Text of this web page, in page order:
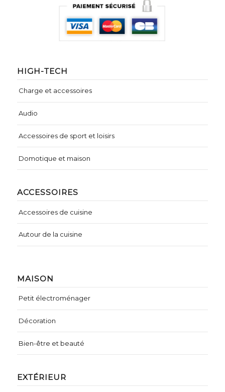
MAISON
Petit électroménager
Décoration
Bien-être et beauté
EXTÉRIEUR
HIGH-TECH
Charge et accessoires
Audio
Accessoires de sport et loisirs
Domotique et maison
ACCESSOIRES
Accessoires de cuisine
Autour de la cuisine